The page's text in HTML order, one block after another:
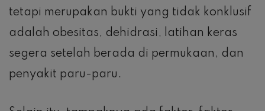
tetapi merupakan bukti yang tidak konklusif
adalah obesitas, dehidrasi, latihan keras
segera setelah berada di permukaan, dan
penyakit paru-paru.